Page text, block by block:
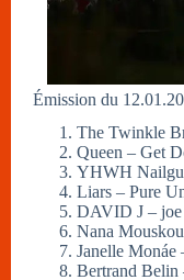
Émission du
The Twinkle
Queen – Get
YHWH
Liars – Pure
DAVID J – joe
Nana
Janelle
Bertrand Belin